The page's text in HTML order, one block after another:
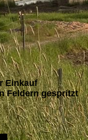
Einkauf
Feldern gespritzt